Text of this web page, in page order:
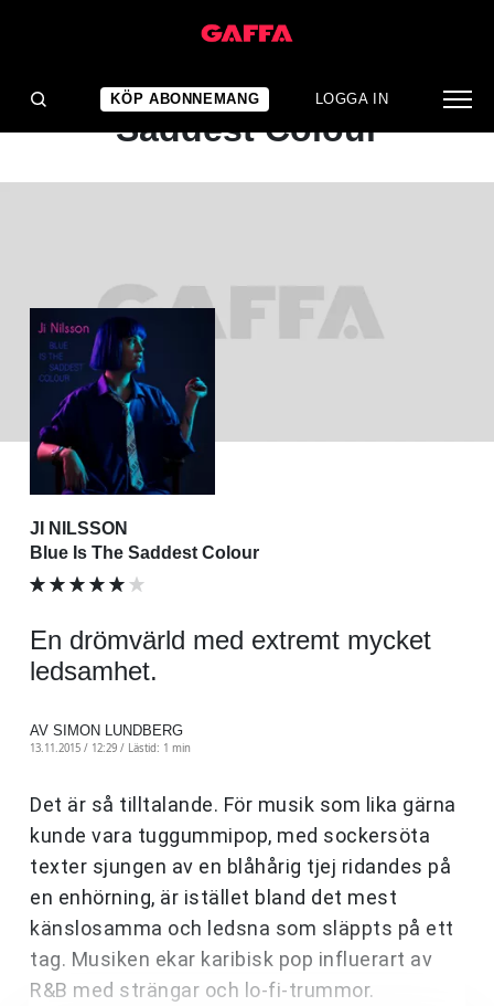
KÖP ABONNEMANG LOGGA IN
ALBUMRECENSION
Ji Nilsson: Blue Is The
Saddest Colour
JI NILSSON
Blue Is The Saddest Colour
En drömvärld med extremt mycket
ledsamhet.
AV SIMON LUNDBERG
13.11.2015 / 12:29 / Lästid: 1 min
Det är så tilltalande. För musik som lika gärna
kunde vara tuggummipop, med sockersöta
texter sjungen av en blåhårig tjej ridandes på
en enhörning, är istället bland det mest
känslosamma och ledsna som släppts på ett
tag. Musiken ekar karibisk pop influerart av
R&B med strängar och lo-fi-trummor.